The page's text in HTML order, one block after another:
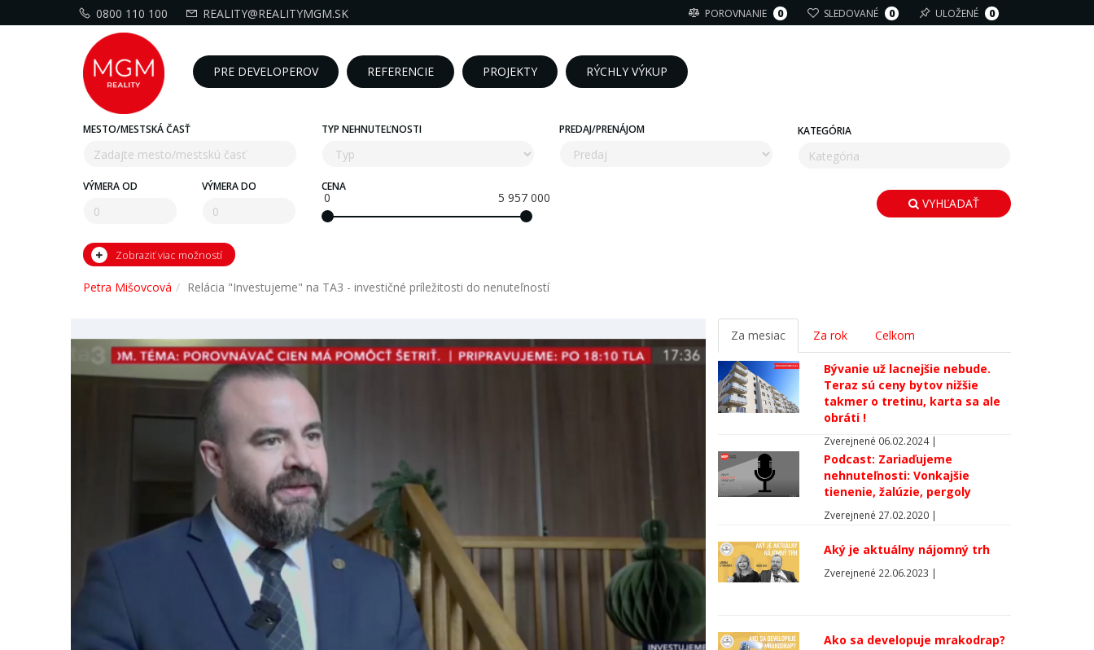
0800 110 100 REALITY@REALITYMGM.SK POROVNANIE 0 SLEDOVANÉ 0 ULOŽENÉ 0
PRE DEVELOPEROV REFERENCIE PROJEKTY RÝCHLY VÝKUP
MESTO/MESTSKÁ ČASŤ TYP NEHNUTEĽNOSTI PREDAJ/PRENÁJOM KATEGÓRIA
VÝMERA OD VÝMERA DO CENA
0 5 957 000 VYHĽADAŤ
Zobraziť viac možností
Petra Mišovcová Relácia "Investujeme" na TA3 - investičné príležitosti do nenuteľností
Za mesiac Za rok Celkom
Bývanie už lacnejšie nebude.
Teraz sú ceny bytov nižšie
takmer o tretinu, karta sa ale
obráti !
Zverejnené 06.02.2024 |
Podcast: Zariaďujeme
nehnuteľnosti: Vonkajšie
tienenie, žalúzie, pergoly
Zverejnené 27.02.2020 |
Aký je aktuálny nájomný trh
Zverejnené 22.06.2023 |
Ako sa developuje mrakodrap?